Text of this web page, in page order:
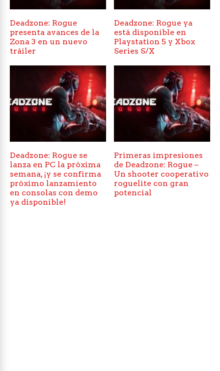
Deadzone: Rogue
presenta avances de la
Zona 3 en un nuevo
tráiler
Deadzone: Rogue ya
está disponible en
Playstation 5 y Xbox
Series S/X
Deadzone: Rogue se
lanza en PC la próxima
semana, ¡y se confirma
próximo lanzamiento
en consolas con demo
ya disponible!
Primeras impresiones
de Deadzone: Rogue –
Un shooter cooperativo
roguelite con gran
potencial